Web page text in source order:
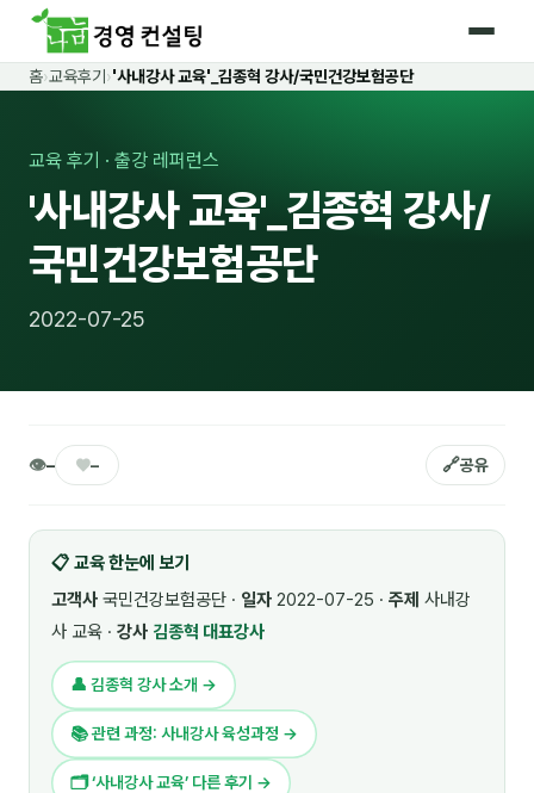
홈
커리큘럼
🛡️ 법정 의무교육 4종
🤖 AI · IT 교육
🧭 경영전략 · 트렌드 8
🎓 강사육성 · 교수법
🏭 산업 특화
💻 IT · 디지털
🎬 영상 · 콘텐츠
📊 프레젠테이션 · 기획
홈›교육후기 ›'사내강사 교육'_김종혁 강사/국민건강보험공단
교육 후기 · 출강 레퍼런스
'사내강사 교육'_김종혁 강사/
국민건강보험공단
2022-07-25
👁– ♥– 🔗공유
📋 교육 한눈에 보기
고객사 국민건강보험공단 · 일자 2022-07-25 · 주제 사내강
사 교육 · 강사 김종혁 대표강사
👤 김종혁 강사 소개 →
📚 관련 과정: 사내강사 육성과정 →
🗂 ‘사내강사 교육’ 다른 후기 →